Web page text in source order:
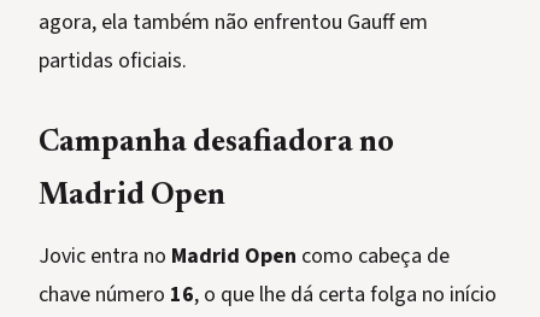
agora, ela também não enfrentou Gauff em
partidas oficiais.
Campanha desafiadora no
Madrid Open
Jovic entra no Madrid Open como cabeça de
chave número 16, o que lhe dá certa folga no início